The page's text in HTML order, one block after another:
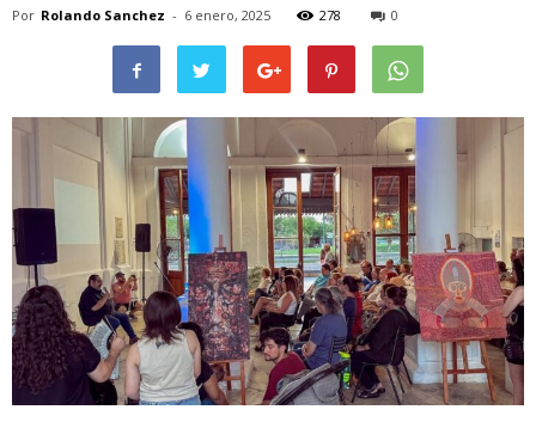
Por Rolando Sanchez - 6 enero, 2025 278 0